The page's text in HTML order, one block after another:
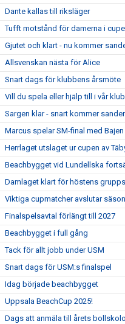
Dante kallas till riksläger
Tufft motstånd för damerna i
Gjutet och klart - nu kommer
Allsvenskan nästa för Alice
Snart dags för klubbens årsmöte
Vill du spela eller hjälp till i vår
Sargen klar - snart kommer
Marcus spelar SM-final med Bajen
Herrlaget utslaget ur cupen av
Beachbygget vid Lundellska
Damlaget klart för höstens
Viktiga cupmatcher avslutar
Finalspelsavtal förlängt till 2027
Beachbygget i full gång
Tack för allt jobb under USM
Snart dags för USM:s finalspel
Idag började beachbygget
Uppsala BeachCup 2025!
Dags att anmäla till årets